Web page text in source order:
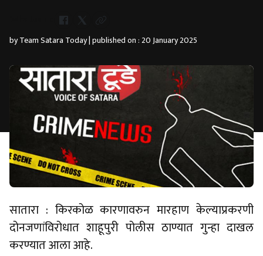
by Team Satara Today | published on : 20 January 2025
सातारा : किरकोळ कारणावरुन मारहाण केल्याप्रकरणी
दोनजणांविरोधात शाहूपुरी पोलीस ठाण्यात गुन्हा दाखल
करण्यात आला आहे.